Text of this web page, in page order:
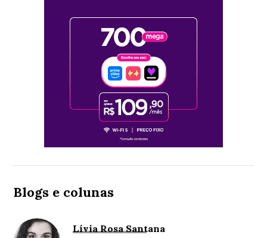
Blogs e colunas
Lívia Rosa Santana